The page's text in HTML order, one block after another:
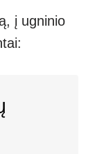
į ugninio